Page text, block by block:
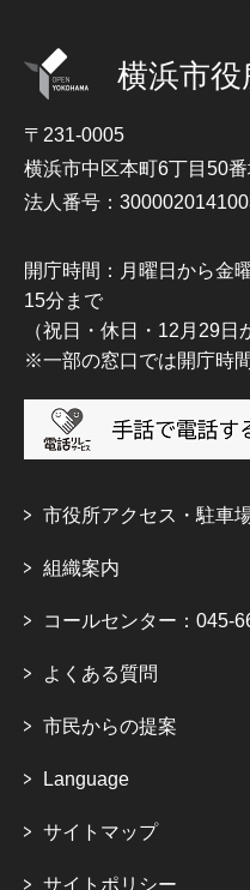
横浜市役
〒231-0005
横浜市中区本町6丁目50
法人番号：
開庁時間：月曜日から金
15分まで
（祝日・休日・12月29日
※一部の窓口では開庁時
市役所アクセス・駐車
組織案内
コールセンター：045-
よくある質問
市民からの提案
Language
サイトマップ
サイトポリシー